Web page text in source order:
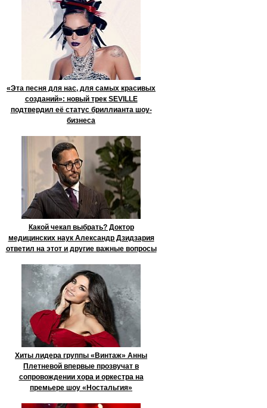
«Эта песня для нас, для самых красивых
созданий»: новый трек SEVILLE
подтвердил её статус бриллианта шоу-
бизнеса
Какой чекап выбрать? Доктор
медицинских наук Александр Дзидзария
ответил на этот и другие важные вопросы
Хиты лидера группы «Винтаж» Анны
Плетневой впервые прозвучат в
сопровождении хора и оркестра на
премьере шоу «Ностальгия»